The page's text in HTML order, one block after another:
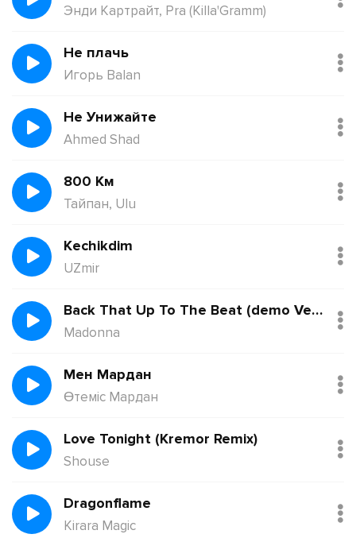
Энди Картрайт, Pra (Killa'Gramm)
Не плачь
Игорь Balan
Не Унижайте
Ahmed Shad
800 Км
Тайпан, Ulu
Kechikdim
UZmir
Back That Up To The Beat (demo Version)
Madonna
Мен Мардан
Өтеміс Мардан
Love Tonight (Kremor Remix)
Shouse
Dragonflame
Kirara Magic